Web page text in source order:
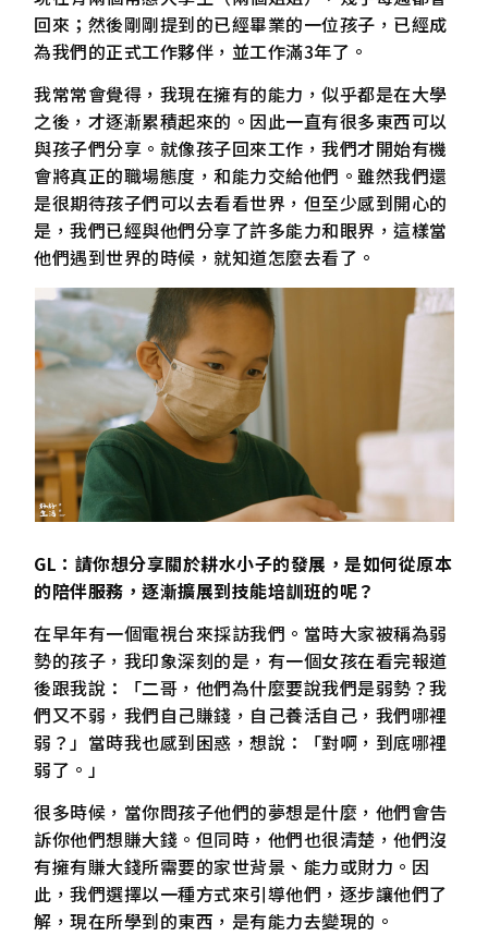
回來；然後剛剛提到的已經畢業的一位孩子，已經成
為我們的正式工作夥伴，並工作滿3年了。
我常常會覺得，我現在擁有的能力，似乎都是在大學
之後，才逐漸累積起來的。因此一直有很多東西可以
與孩子們分享。就像孩子回來工作，我們才開始有機
會將真正的職場態度，和能力交給他們。雖然我們還
是很期待孩子們可以去看看世界，但至少感到開心的
是，我們已經與他們分享了許多能力和眼界，這樣當
他們遇到世界的時候，就知道怎麼去看了。
GL：請你想分享關於耕水小子的發展，是如何從原本
的陪伴服務，逐漸擴展到技能培訓班的呢？
在早年有一個電視台來採訪我們。當時大家被稱為弱
勢的孩子，我印象深刻的是，有一個女孩在看完報道
後跟我說：「二哥，他們為什麼要說我們是弱勢？我
們又不弱，我們自己賺錢，自己養活自己，我們哪裡
弱？」當時我也感到困惑，想說：「對啊，到底哪裡
弱了。」
很多時候，當你問孩子他們的夢想是什麼，他們會告
訴你他們想賺大錢。但同時，他們也很清楚，他們沒
有擁有賺大錢所需要的家世背景、能力或財力。因
此，我們選擇以一種方式來引導他們，逐步讓他們了
解，現在所學到的東西，是有能力去變現的。